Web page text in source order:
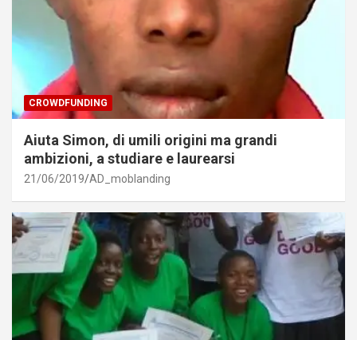
CROWDFUNDING
Aiuta Simon, di umili origini ma grandi
ambizioni, a studiare e laurearsi
21/06/2019 AD_moblanding